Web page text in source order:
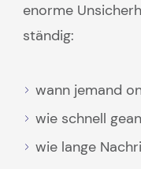
enorme
ständig:
wann jemand
wie schnell
wie lange